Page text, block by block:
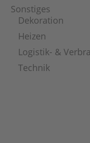
Sonstiges
Dekoration
Heizen
Logistik- &
Technik